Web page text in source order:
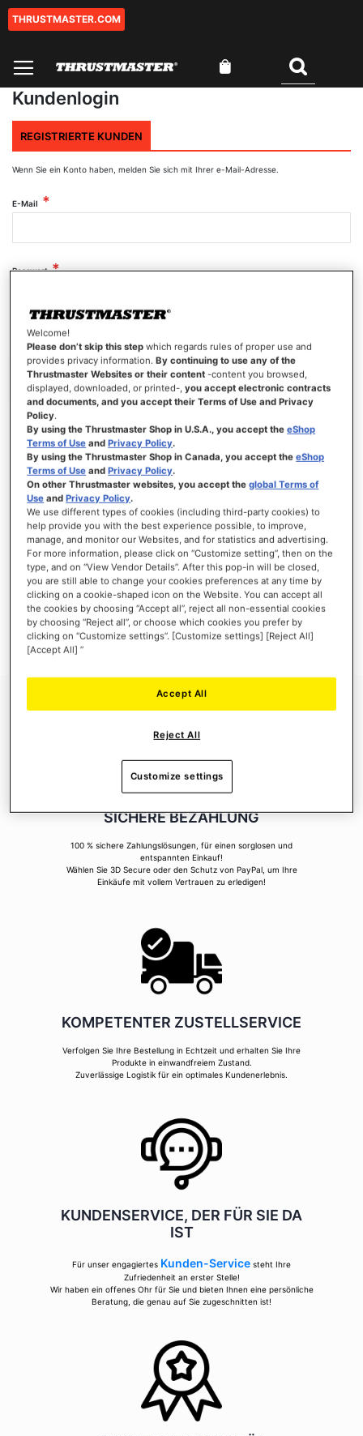
Zum
THRUSTMASTER.COM
Mein Warenkorb
Kundenlogin
REGISTRIERTE KUNDEN
Wenn Sie ein Konto haben, melden Sie sich mit Ihrer e-Mail-Adresse.
E-Mail
Passwort
Passwort anzeigen
ANMELDEN
Passwort vergessen?
NEUE KUNDEN
Ihre Anmeldung hat viele Vorteile: schnellerer Bestellvorgang, speichern von mehreren
Adressen, Sendungsverfolgung und vieles mehr.
EIN KONTO ERSTELLEN
SICHERE BEZAHLUNG
100 % sichere Zahlungslösungen, für einen sorglosen und
entspannten Einkauf!
Wählen Sie 3D Secure oder den Schutz von PayPal, um Ihre
Einkäufe mit vollem Vertrauen zu erledigen!
KOMPETENTER ZUSTELLSERVICE
Verfolgen Sie Ihre Bestellung in Echtzeit und erhalten Sie Ihre
Produkte in einwandfreiem Zustand.
Zuverlässige Logistik für ein optimales Kundenerlebnis.
KUNDENSERVICE, DER FÜR SIE DA
IST
Für unser engagiertes Kunden-Service steht Ihre
Zufriedenheit an erster Stelle!
Wir haben ein offenes Ohr für Sie und bieten Ihnen eine persönliche
Beratung, die genau auf Sie zugeschnitten ist!
Welcome!
Please don’t skip this step which regards rules of proper use and
provides privacy information.By continuing to use any of the
Thrustmaster Websites or their content -content you browsed,
displayed, downloaded, or printed-,you accept electronic contracts
and documents, and you accept their Terms of Use and Privacy
Policy.
By using the Thrustmaster Shop in U.S.A., you accept theeShop
Terms of Use andPrivacy Policy.
By using the Thrustmaster Shop in Canada, you accept theeShop
Terms of Use andPrivacy Policy.
On other Thrustmaster websites, you accept theglobal Terms of
Use andPrivacy Policy.
We use different types of cookies (including third-party cookies) to
help provide you with the best experience possible, to improve,
manage, and monitor our Websites, and for statistics and advertising.
For more information, please click on “Customize setting”, then on the
type, and on “View Vendor Details”. After this pop-in will be closed,
you are still able to change your cookies preferences at any time by
clicking on a cookie-shaped icon on the Website. You can accept all
the cookies by choosing “Accept all”, reject all non-essential cookies
by choosing “Reject all”, or choose which cookies you prefer by
clicking on “Customize settings”. [Customize settings] [Reject All]
[Accept All] ”
Reject All
Accept All
Customize settings